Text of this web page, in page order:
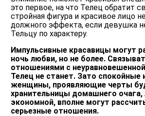
это первое, на что Телец обратит
стройная фигура и красивое лицо
должного эффекта, если девушка
Тельцу по характеру.
Импульсивные красавицы могут
ночь любви, но не более.
отношениями с
Телец не станет. Зато спокойные
женщины, проявляющие черты
хранительницы домашнего
экономной, вполне могут
серьезные отношения.